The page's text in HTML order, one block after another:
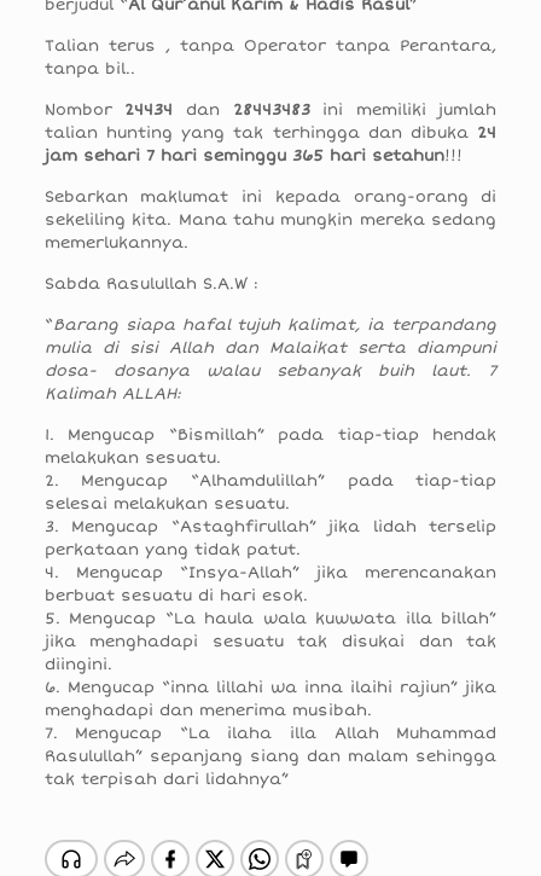
berjudul “Al Qur’anul Karim & Hadis Rasul”
Talian terus , tanpa Operator tanpa Perantara,
tanpa bil..
Nombor 24434 dan 28443483ini memiliki jumlah
talian hunting yang tak terhingga dan dibuka 24
jam sehari 7 hari seminggu 365 hari setahun!!!
Sebarkan maklumat ini kepada orang-orang di
sekeliling kita. Mana tahu mungkin mereka sedang
memerlukannya.
Sabda Rasulullah S.A.W :
“Barang siapa hafal tujuh kalimat, ia terpandang
mulia di sisi Allah dan Malaikat serta diampuni
dosa- dosanya walau sebanyak buih laut. 7
Kalimah ALLAH:
1. Mengucap “Bismillah” pada tiap-tiap hendak
melakukan sesuatu.
2. Mengucap “Alhamdulillah” pada tiap-tiap
selesai melakukan sesuatu.
3. Mengucap “Astaghfirullah” jika lidah terselip
perkataan yang tidak patut.
4. Mengucap “Insya-Allah” jika merencanakan
berbuat sesuatu di hari esok.
5. Mengucap “La haula wala kuwwata illa billah”
jika menghadapi sesuatu tak disukai dan tak
diingini.
6. Mengucap “inna lillahi wa inna ilaihi rajiun” jika
menghadapi dan menerima musibah.
7. Mengucap “La ilaha illa Allah Muhammad
Rasulullah” sepanjang siang dan malam sehingga
tak terpisah dari lidahnya”